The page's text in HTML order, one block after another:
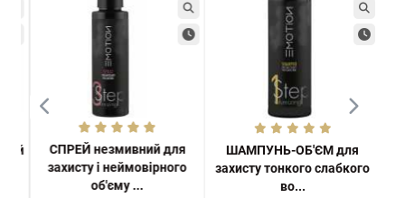
СПРЕЙ незмивний для
захисту і неймовірного
об'єму ...
ШАМПУНЬ-ОБ'ЄМ для
захисту тонкого слабкого
во...